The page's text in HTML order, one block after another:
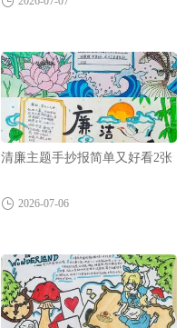
清廉主题手抄报简单又好看2张
2026-07-06